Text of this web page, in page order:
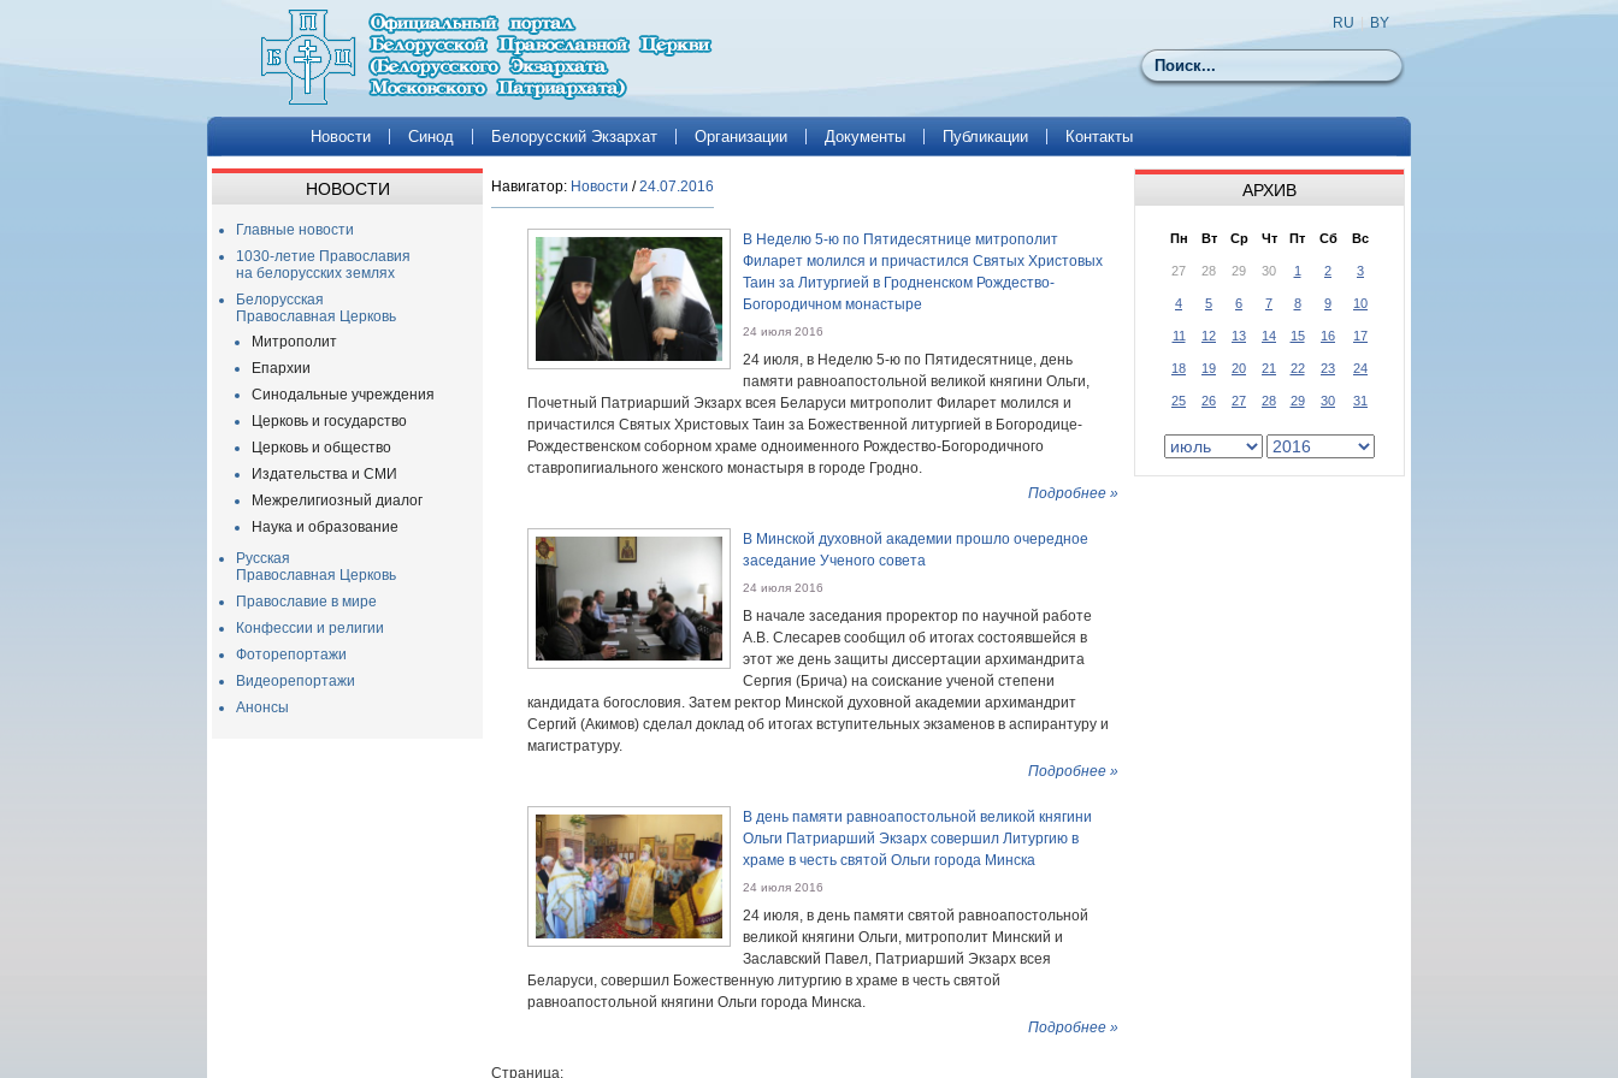
Поиск
RU BY
Новости Синод Белорусский Экзархат Организации Документы Публикации Контакты
НОВОСТИ
Главные новости
1030-летие Православия
на белорусских землях
Белорусская
Православная Церковь
Митрополит
Епархии
Синодальные учреждения
Церковь и государство
Церковь и общество
Издательства и СМИ
Межрелигиозный диалог
Наука и образование
Русская
Православная Церковь
Православие в мире
Конфессии и религии
Фоторепортажи
Видеорепортажи
Анонсы
Навигатор: Новости /24.07.2016
В Неделю 5-ю по Пятидесятнице митрополит
Филарет молился и причастился Святых Христовых
Таин за Литургией в Гродненском Рождество-
Богородичном монастыре
24 июля 2016
24 июля, в Неделю 5-ю по Пятидесятнице, день
памяти равноапостольной великой княгини Ольги,
Почетный Патриарший Экзарх всея Беларуси митрополит Филарет молился и
причастился Святых Христовых Таин за Божественной литургией в Богородице-
Рождественском соборном храме одноименного Рождество-Богородичного
ставропигиального женского монастыря в городе Гродно.
Подробнее »
В Минской духовной академии прошло очередное
заседание Ученого совета
24 июля 2016
В начале заседания проректор по научной работе
А.В. Слесарев сообщил об итогах состоявшейся в
этот же день защиты диссертации архимандрита
Сергия (Брича) на соискание ученой степени
кандидата богословия. Затем ректор Минской духовной академии архимандрит
Сергий (Акимов) сделал доклад об итогах вступительных экзаменов в аспирантуру и
магистратуру.
Подробнее »
В день памяти равноапостольной великой княгини
Ольги Патриарший Экзарх совершил Литургию в
храме в честь святой Ольги города Минска
24 июля 2016
24 июля, в день памяти святой равноапостольной
великой княгини Ольги, митрополит Минский и
Заславский Павел, Патриарший Экзарх всея
Беларуси, совершил Божественную литургию в храме в честь святой
равноапостольной княгини Ольги города Минска.
Подробнее »
Страница:
АРХИВ
Пн Вт Ср Чт Пт Сб Вс
27 28 29 30 1 2 3
4 5 6 7 8 9 10
11 12 13 14 15 16 17
18 19 20 21 22 23 24
25 26 27 28 29 30 31